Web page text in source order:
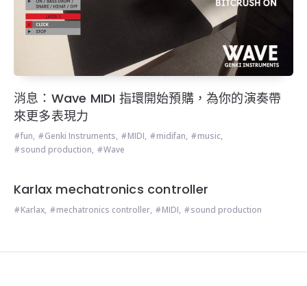
消息：Wave MIDI 指環開始預購，為你的演奏帶
來更多表現力
fun, Genki Instruments, MIDI, midifan, music,
sound production, Wave
Karlax mechatronics controller
Karlax, mechatronics controller, MIDI, sound production